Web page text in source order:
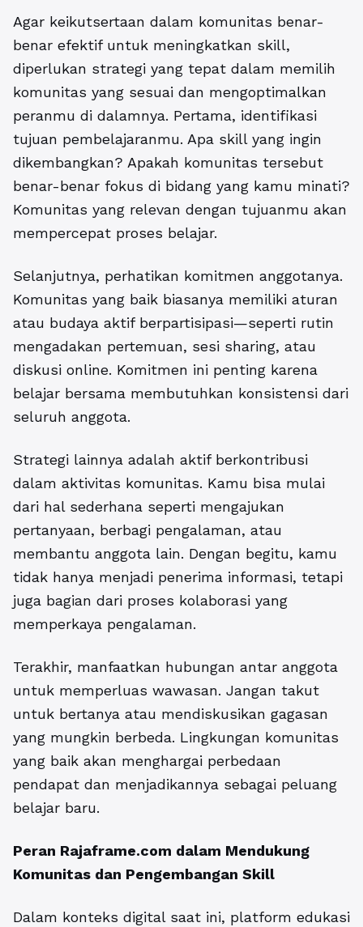
Agar keikutsertaan dalam komunitas benar-
benar efektif untuk meningkatkan skill,
diperlukan strategi yang tepat dalam memilih
komunitas yang sesuai dan mengoptimalkan
peranmu di dalamnya. Pertama, identifikasi
tujuan pembelajaranmu. Apa skill yang ingin
dikembangkan? Apakah komunitas tersebut
benar-benar fokus di bidang yang kamu minati?
Komunitas yang relevan dengan tujuanmu akan
mempercepat proses belajar.
Selanjutnya, perhatikan komitmen anggotanya.
Komunitas yang baik biasanya memiliki aturan
atau budaya aktif berpartisipasi—seperti rutin
mengadakan pertemuan, sesi sharing, atau
diskusi online. Komitmen ini penting karena
belajar bersama membutuhkan konsistensi dari
seluruh anggota.
Strategi lainnya adalah aktif berkontribusi
dalam aktivitas komunitas. Kamu bisa mulai
dari hal sederhana seperti mengajukan
pertanyaan, berbagi pengalaman, atau
membantu anggota lain. Dengan begitu, kamu
tidak hanya menjadi penerima informasi, tetapi
juga bagian dari proses kolaborasi yang
memperkaya pengalaman.
Terakhir, manfaatkan hubungan antar anggota
untuk memperluas wawasan. Jangan takut
untuk bertanya atau mendiskusikan gagasan
yang mungkin berbeda. Lingkungan komunitas
yang baik akan menghargai perbedaan
pendapat dan menjadikannya sebagai peluang
belajar baru.
Peran Rajaframe.com dalam Mendukung
Komunitas dan Pengembangan Skill
Dalam konteks digital saat ini, platform edukasi